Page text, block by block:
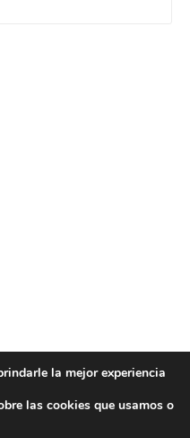
PRIVACIDAD
la mejor experiencia
las cookies que usamos o